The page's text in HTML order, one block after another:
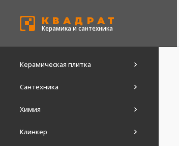
КВАДРАТ
Керамика и сантехника
Керамическая плитка
Сантехника
Химия
Клинкер